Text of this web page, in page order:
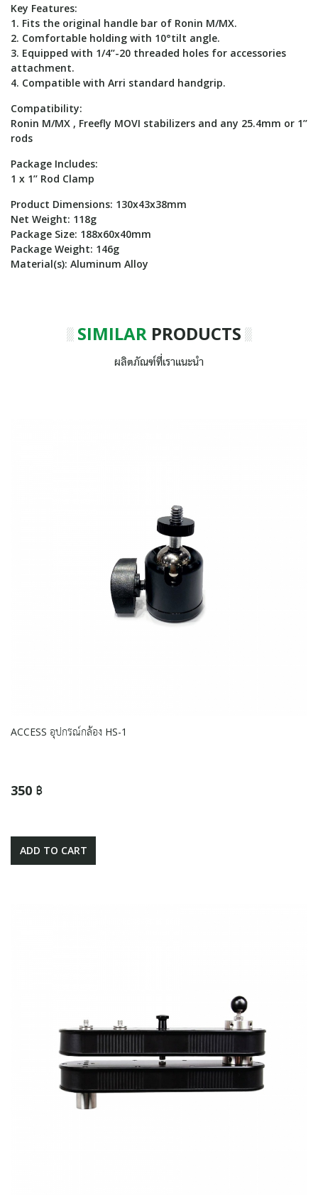
Key Features:
1. Fits the original handle bar of Ronin M/MX.
2. Comfortable holding with 10°tilt angle.
3. Equipped with 1/4’’-20 threaded holes for accessories
attachment.
4. Compatible with Arri standard handgrip.
Compatibility:
Ronin M/MX , Freefly MOVI stabilizers and any 25.4mm or 1’’
rods
Package Includes:
1 x 1’’ Rod Clamp
Product Dimensions: 130x43x38mm
Net Weight: 118g
Package Size: 188x60x40mm
Package Weight: 146g
Material(s): Aluminum Alloy
SIMILARPRODUCTS
ผลิตภัณฑ์ที่เราแนะนำ
ACCESS อุปกรณ์กล้อง HS-1
350 ฿
ADD TO CART